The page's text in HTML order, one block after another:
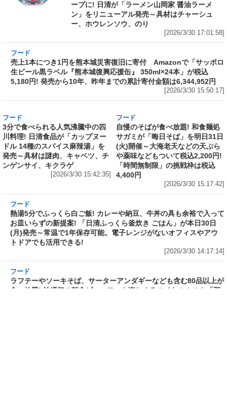
ープに! 日清が「ラーメン山岡家 醤油ラーメ
ン」をリニューアル発売～具材はチャーシュ
ー、ホウレンソウ、のり
[2026/3/30 17:01:58]
売上1本につき1円を熊本城災害復旧に寄付
Amazonで「サッポロ生ビール黒ラベル『熊本
城復興応援缶』 350ml×24本」が税込5,180円!
発売から10年、昨年までの累計寄付金額は
6,344,952円
フード
3分で食べられる人気沸騰中の四
川料理! 日清食品が「カップヌー
ドル 14種のスパイス麻辣湯」を
発売～具材は謎肉、キャベツ、チ
ンゲンサイ、キクラゲ
フード
サガミが「晦日そば」を明日31日
(火)開催～大海老天などの天ぷら
や薬味などもついて税込2,200円!
[2026/3/30 15:17:42]
フード
熱湯5分でふっくら白ご飯! カレーや納豆、牛丼